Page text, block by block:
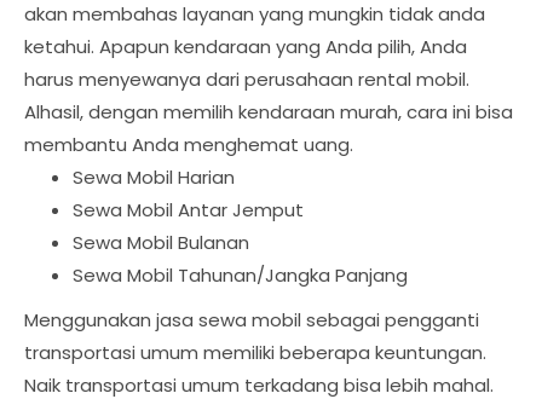
akan membahas layanan yang mungkin tidak anda
ketahui. Apapun kendaraan yang Anda pilih, Anda
harus menyewanya dari perusahaan rental mobil.
Alhasil, dengan memilih kendaraan murah, cara ini bisa
membantu Anda menghemat uang.
Sewa Mobil Harian
Sewa Mobil Antar Jemput
Sewa Mobil Bulanan
Sewa Mobil Tahunan/Jangka Panjang
Menggunakan jasa sewa mobil sebagai pengganti
transportasi umum memiliki beberapa keuntungan.
Naik transportasi umum terkadang bisa lebih mahal.